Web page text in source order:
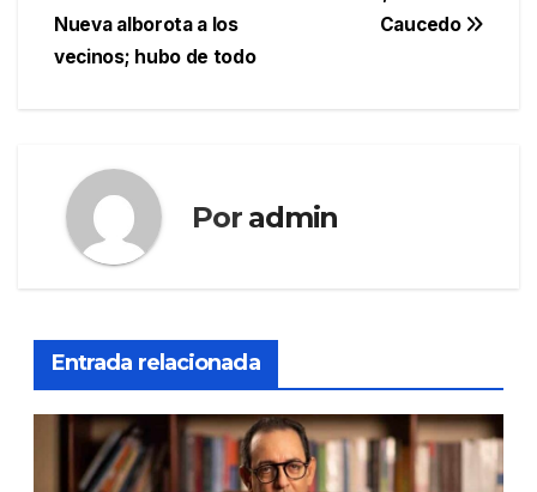
de
entradas
Caucedo
Nueva alborota a los
vecinos; hubo de todo
Por admin
Entrada relacionada